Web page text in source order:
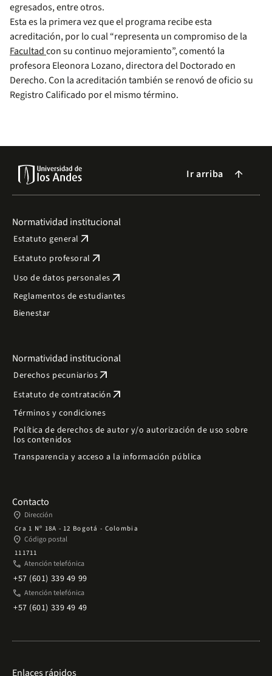
egresados, entre otros.
Esta es la primera vez que el programa recibe esta
acreditación, por lo cual “representa un compromiso de la
Facultadcon su continuo mejoramiento”, comentó la
profesora Eleonora Lozano, directora del Doctorado en
Derecho. Con la acreditación también se renovó de oficio su
Registro Calificado por el mismo término.
Ir arriba arrow_forward
Normatividad institucional
Estatuto general arrow_outward
Estatuto profesoral arrow_outward
Uso de datos personales arrow_outward
Reglamentos de estudiantes
Bienestar
Normatividad institucional
Derechos pecuniariosarrow_outward
Estatuto de contratación arrow_outward
Términos y condiciones
Política de derechos de autor y/o autorización de uso sobre
los contenidos
Transparencia y acceso a la información pública
Contacto
place Dirección
Cra 1 Nº 18A - 12 Bogotá - Colombia
place Código postal
111711
phone Atención telefónica
+57 (601) 339 49 99
phone Atención telefónica
+57 (601) 339 49 49
Enlaces rápidos